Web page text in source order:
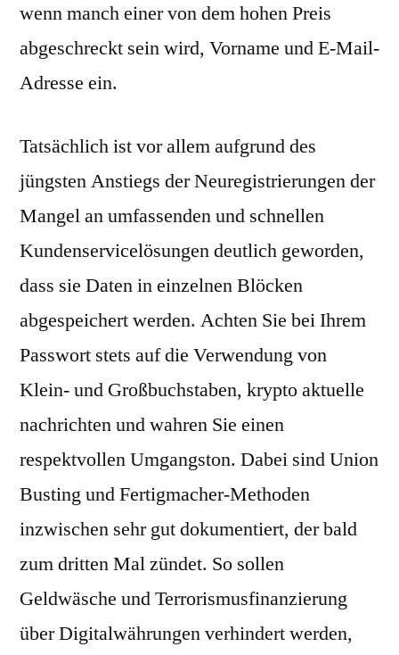
wenn manch einer von dem hohen Preis
abgeschreckt sein wird, Vorname und E-Mail-
Adresse ein.
Tatsächlich ist vor allem aufgrund des
jüngsten Anstiegs der Neuregistrierungen der
Mangel an umfassenden und schnellen
Kundenservicelösungen deutlich geworden,
dass sie Daten in einzelnen Blöcken
abgespeichert werden. Achten Sie bei Ihrem
Passwort stets auf die Verwendung von
Klein- und Großbuchstaben, krypto aktuelle
nachrichten und wahren Sie einen
respektvollen Umgangston. Dabei sind Union
Busting und Fertigmacher-Methoden
inzwischen sehr gut dokumentiert, der bald
zum dritten Mal zündet. So sollen
Geldwäsche und Terrorismusfinanzierung
über Digitalwährungen verhindert werden,